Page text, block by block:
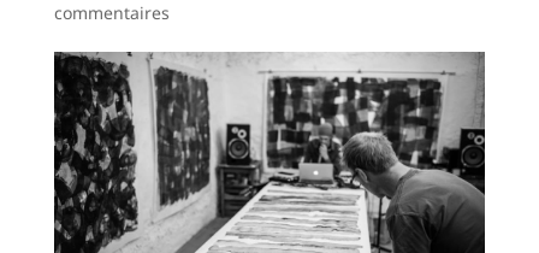
commentaires